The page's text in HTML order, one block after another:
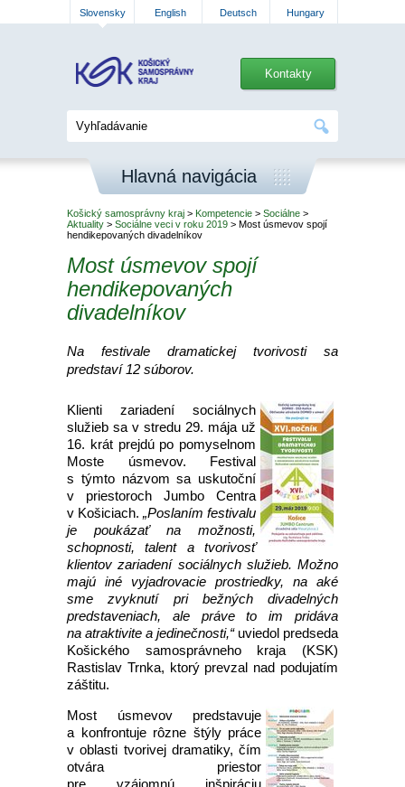
Slovensky English Deutsch Hungary
Kontakty
Hlavná navigácia
Košický samosprávny kraj > Kompetencie > Sociálne >
Aktuality > Sociálne veci v roku 2019 > Most úsmevov spojí
hendikepovaných divadelníkov
Most úsmevov spojí
hendikepovaných
divadelníkov
Na festivale dramatickej tvorivosti sa
predstaví 12 súborov.
Klienti zariadení sociálnych
služieb sa v stredu 29. mája už
16. krát prejdú po pomyselnom
Moste úsmevov. Festival
s týmto názvom sa uskutoční
v priestoroch Jumbo Centra
v Košiciach. „Poslaním festivalu
je poukázať na možnosti,
schopnosti, talent a tvorivosť
klientov zariadení sociálnych služieb. Možno
majú iné vyjadrovacie prostriedky, na aké
sme zvyknutí pri bežných divadelných
predstaveniach, ale práve to im pridáva
na atraktivite a jedinečnosti,“uviedol predseda
Košického samosprávneho kraja (KSK)
Rastislav Trnka, ktorý prevzal nad podujatím
záštitu.
Most úsmevov predstavuje
a konfrontuje rôzne štýly práce
v oblasti tvorivej dramatiky, čím
otvára priestor
pre vzájomnú inšpiráciu